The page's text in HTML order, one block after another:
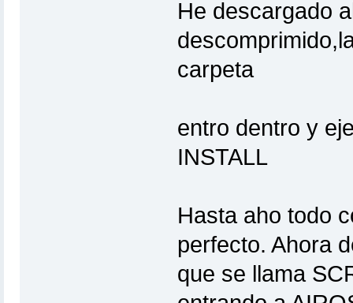
He descargado
carpeta
entro dentro y
INSTALL
Hasta aho todo
perfecto. Ahora
que se llama